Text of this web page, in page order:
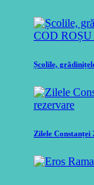
Școlile,
Zilele Constanței